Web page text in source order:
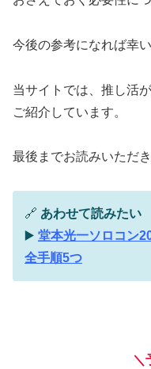
今後の参考になれば幸い
当サイトでは、推し活
ご紹介しています。
最後までお読みいただ
🔗 あわせて読みたい
▶️ 堂本光一ソロコン
全手順5つ
＼